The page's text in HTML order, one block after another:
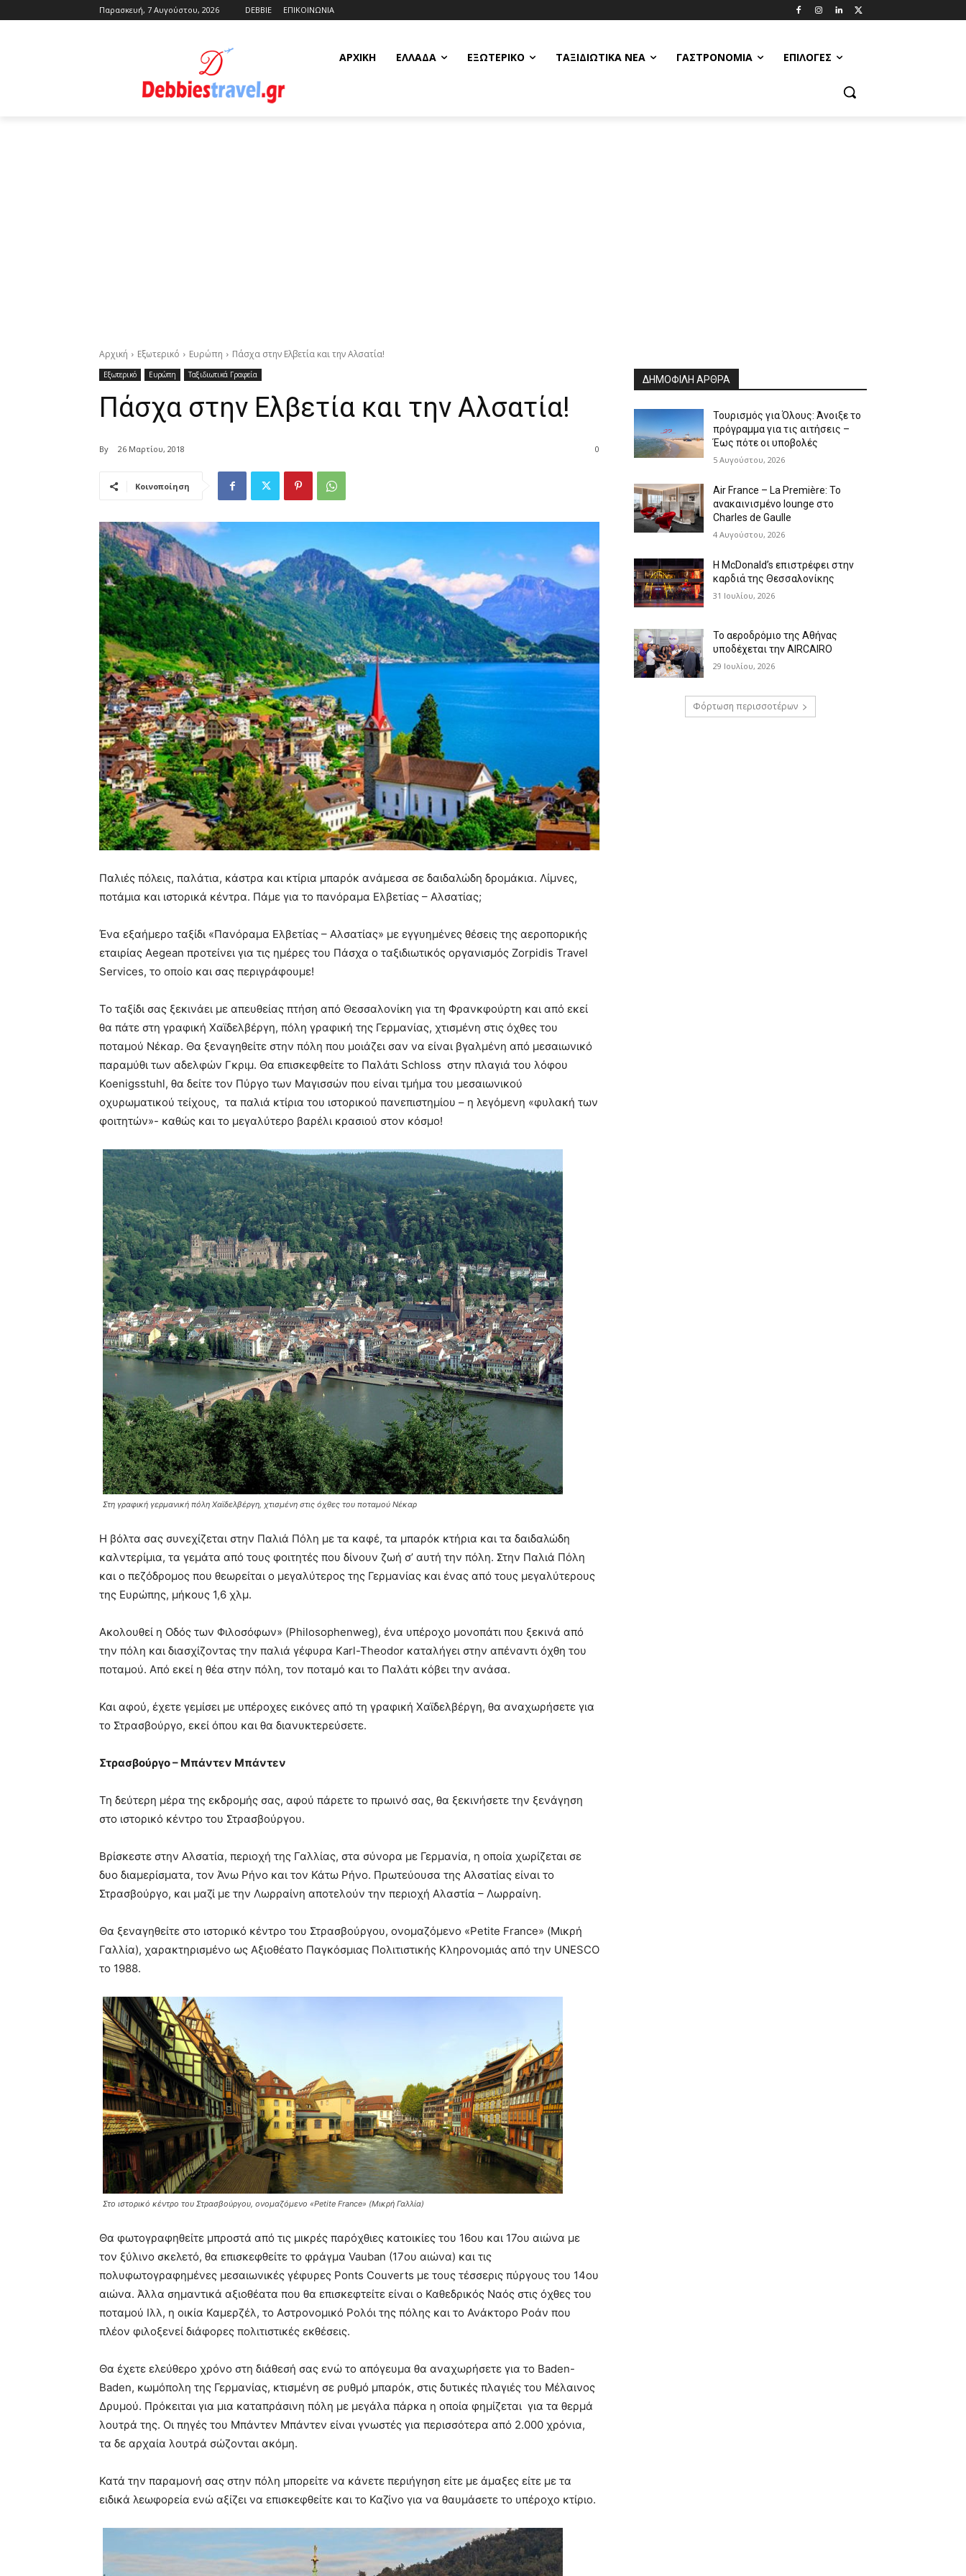
Παρασκευή, 7 Αυγούστου, 2026 DEBBIE ΕΠΙΚΟΙΝΩΝΙΑ
ΑΡΧΙΚΗ ΕΛΛΆΔΑ ΕΞΩΤΕΡΙΚΌ ΤΑΞΙΔΙΩΤΙΚΆ ΝΈΑ ΓΑΣΤΡΟΝΟΜΊΑ ΕΠΙΛΟΓΈΣ
Αρχική Εξωτερικό Ευρώπη Πάσχα στην Ελβετία και την Αλσατία!
Εξωτερικό Ευρώπη Ταξιδιωτικά Γραφεία
Πάσχα στην Ελβετία και την Αλσατία!
By 26 Μαρτίου, 2018 0
Κοινοποίηση
Παλιές πόλεις, παλάτια, κάστρα και κτίρια μπαρόκ ανάμεσα σε δαιδαλώδη δρομάκια. Λίμνες,
ποτάμια και ιστορικά κέντρα. Πάμε για το πανόραμα Ελβετίας – Αλσατίας;
Ένα εξαήμερο ταξίδι «Πανόραμα Ελβετίας – Αλσατίας» με εγγυημένες θέσεις της αεροπορικής
εταιρίας Aegean προτείνει για τις ημέρες του Πάσχα ο ταξιδιωτικός οργανισμός Zorpidis Travel
Services, το οποίο και σας περιγράφουμε!
Το ταξίδι σας ξεκινάει με απευθείας πτήση από Θεσσαλονίκη για τη Φρανκφούρτη και από εκεί
θα πάτε στη γραφική Χαϊδελβέργη, πόλη γραφική της Γερμανίας, χτισμένη στις όχθες του
ποταμού Νέκαρ. Θα ξεναγηθείτε στην πόλη που μοιάζει σαν να είναι βγαλμένη από μεσαιωνικό
παραμύθι των αδελφών Γκριμ. Θα επισκεφθείτε το Παλάτι Schloss στην πλαγιά του λόφου
Koenigsstuhl, θα δείτε τον Πύργο των Μαγισσών που είναι τμήμα του μεσαιωνικού
οχυρωματικού τείχους, τα παλιά κτίρια του ιστορικού πανεπιστημίου – η λεγόμενη «φυλακή των
φοιτητών»- καθώς και το μεγαλύτερο βαρέλι κρασιού στον κόσμο!
Στη γραφική γερμανική πόλη Χαϊδελβέργη, χτισμένη στις όχθες του ποταμού Νέκαρ
Η βόλτα σας συνεχίζεται στην Παλιά Πόλη με τα καφέ, τα μπαρόκ κτήρια και τα δαιδαλώδη
καλντερίμια, τα γεμάτα από τους φοιτητές που δίνουν ζωή σ’ αυτή την πόλη. Στην Παλιά Πόλη
και ο πεζόδρομος που θεωρείται ο μεγαλύτερος της Γερμανίας και ένας από τους μεγαλύτερους
της Ευρώπης, μήκους 1,6 χλμ.
Ακολουθεί η Οδός των Φιλοσόφων» (Philosophenweg), ένα υπέροχο μονοπάτι που ξεκινά από
την πόλη και διασχίζοντας την παλιά γέφυρα Karl-Theodor καταλήγει στην απέναντι όχθη του
ποταμού. Από εκεί η θέα στην πόλη, τον ποταμό και το Παλάτι κόβει την ανάσα.
Και αφού, έχετε γεμίσει με υπέροχες εικόνες από τη γραφική Χαϊδελβέργη, θα αναχωρήσετε για
το Στρασβούργο, εκεί όπου και θα διανυκτερεύσετε.
Στρασβούργο – Μπάντεν Μπάντεν
Τη δεύτερη μέρα της εκδρομής σας, αφού πάρετε το πρωινό σας, θα ξεκινήσετε την ξενάγηση
στο ιστορικό κέντρο του Στρασβούργου.
Βρίσκεστε στην Αλσατία, περιοχή της Γαλλίας, στα σύνορα με Γερμανία, η οποία χωρίζεται σε
δυο διαμερίσματα, τον Άνω Ρήνο και τον Κάτω Ρήνο. Πρωτεύουσα της Αλσατίας είναι το
Στρασβούργο, και μαζί με την Λωρραίνη αποτελούν την περιοχή Αλαστία – Λωρραίνη.
Θα ξεναγηθείτε στο ιστορικό κέντρο του Στρασβούργου, ονομαζόμενο «Petite France» (Μικρή
Γαλλία), χαρακτηρισμένο ως Αξιοθέατο Παγκόσμιας Πολιτιστικής Κληρονομιάς από την UNESCO
το 1988.
Στο ιστορικό κέντρο του Στρασβούργου, ονομαζόμενο «Petite France» (Μικρή Γαλλία)
Θα φωτογραφηθείτε μπροστά από τις μικρές παρόχθιες κατοικίες του 16ου και 17ου αιώνα με
τον ξύλινο σκελετό, θα επισκεφθείτε το φράγμα Vauban (17ου αιώνα) και τις
πολυφωτογραφημένες μεσαιωνικές γέφυρες Ponts Couverts με τους τέσσερις πύργους του 14ου
αιώνα. Άλλα σημαντικά αξιοθέατα που θα επισκεφτείτε είναι ο Καθεδρικός Ναός στις όχθες του
ποταμού Ιλλ, η οικία Καμερζέλ, το Αστρονομικό Ρολόι της πόλης και το Ανάκτορο Ροάν που
πλέον φιλοξενεί διάφορες πολιτιστικές εκθέσεις.
Θα έχετε ελεύθερο χρόνο στη διάθεσή σας ενώ το απόγευμα θα αναχωρήσετε για το Baden-
Baden, κωμόπολη της Γερμανίας, κτισμένη σε ρυθμό μπαρόκ, στις δυτικές πλαγιές του Μέλαινος
Δρυμού. Πρόκειται για μια καταπράσινη πόλη με μεγάλα πάρκα η οποία φημίζεται για τα θερμά
λουτρά της. Οι πηγές του Μπάντεν Μπάντεν είναι γνωστές για περισσότερα από 2.000 χρόνια,
τα δε αρχαία λουτρά σώζονται ακόμη.
Κατά την παραμονή σας στην πόλη μπορείτε να κάνετε περιήγηση είτε με άμαξες είτε με τα
ειδικά λεωφορεία ενώ αξίζει να επισκεφθείτε και το Καζίνο για να θαυμάσετε το υπέροχο κτίριο.
ΔΗΜΟΦΙΛΗ ΑΡΘΡΑ
Τουρισμός για Όλους: Άνοιξε το
πρόγραμμα για τις αιτήσεις –
Έως πότε οι υποβολές
5 Αυγούστου, 2026
Air France – La Première: Το
ανακαινισμένο lounge στο
Charles de Gaulle
4 Αυγούστου, 2026
Η McDonald’s επιστρέφει στην
καρδιά της Θεσσαλονίκης
31 Ιουλίου, 2026
Το αεροδρόμιο της Αθήνας
υποδέχεται την AIRCAIRO
29 Ιουλίου, 2026
Φόρτωση περισσοτέρων